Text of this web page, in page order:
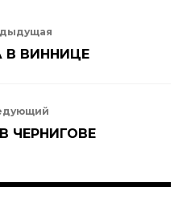
29°
В ВИННИЦЕ
ЧЕРНИГОВЕ